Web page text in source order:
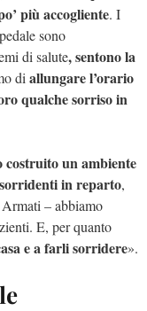
più accogliente. I
sono
di salute, sentono la
di allungare l’orario
qualche sorriso in
costruito un ambiente
in reparto,
– abbiamo
E, per quanto
e a farli sorridere».